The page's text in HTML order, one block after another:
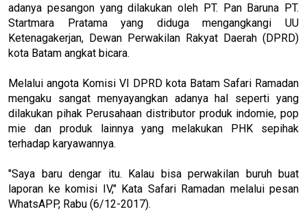
adanya pesangon yang dilakukan oleh PT. Pan Baruna PT.
Startmara Pratama yang diduga mengangkangi UU
Ketenagakerjan, Dewan Perwakilan Rakyat Daerah (DPRD)
kota Batam angkat bicara.
Melalui angota Komisi VI DPRD kota Batam Safari Ramadan
mengaku sangat menyayangkan adanya hal seperti yang
dilakukan pihak Perusahaan distributor produk indomie, pop
mie dan produk lainnya yang melakukan PHK sepihak
terhadap karyawannya.
"Saya baru dengar itu. Kalau bisa perwakilan buruh buat
laporan ke komisi IV," Kata Safari Ramadan melalui pesan
WhatsAPP, Rabu (6/12-2017).